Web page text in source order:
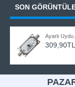
SON
309,90TL